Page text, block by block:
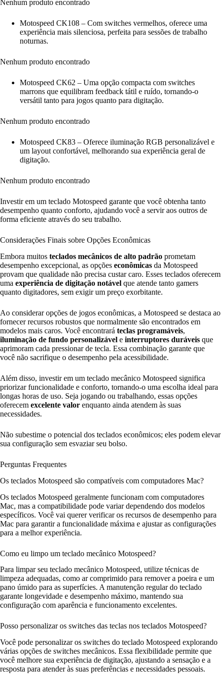
Nenhum produto encontrado
Motospeed CK108 – Com switches vermelhos, oferece uma
experiência mais silenciosa, perfeita para sessões de trabalho
noturnas.
Nenhum produto encontrado
Motospeed CK62 – Uma opção compacta com switches
marrons que equilibram feedback tátil e ruído, tornando-o
versátil tanto para jogos quanto para digitação.
Nenhum produto encontrado
Motospeed CK83 – Oferece iluminação RGB personalizável e
um layout confortável, melhorando sua experiência geral de
digitação.
Nenhum produto encontrado
Investir em um teclado Motospeed garante que você obtenha tanto
desempenho quanto conforto, ajudando você a servir aos outros de
forma eficiente através do seu trabalho.
Considerações Finais sobre Opções Econômicas
Embora muitos teclados mecânicos de alto padrão prometam
desempenho excepcional, as opções econômicas da Motospeed
provam que qualidade não precisa custar caro. Esses teclados oferecem
uma experiência de digitação notável que atende tanto gamers
quanto digitadores, sem exigir um preço exorbitante.
Ao considerar opções de jogos econômicas, a Motospeed se destaca ao
fornecer recursos robustos que normalmente são encontrados em
modelos mais caros. Você encontrará teclas programáveis,
iluminação de fundo personalizável e interruptores duráveis que
aprimoram cada pressionar de tecla. Essa combinação garante que
você não sacrifique o desempenho pela acessibilidade.
Além disso, investir em um teclado mecânico Motospeed significa
priorizar funcionalidade e conforto, tornando-o uma escolha ideal para
longas horas de uso. Seja jogando ou trabalhando, essas opções
oferecem excelente valor enquanto ainda atendem às suas
necessidades.
Não subestime o potencial dos teclados econômicos; eles podem elevar
sua configuração sem esvaziar seu bolso.
Perguntas Frequentes
Os teclados Motospeed são compatíveis com computadores Mac?
Os teclados Motospeed geralmente funcionam com computadores
Mac, mas a compatibilidade pode variar dependendo dos modelos
específicos. Você vai querer verificar os recursos de desempenho para
Mac para garantir a funcionalidade máxima e ajustar as configurações
para a melhor experiência.
Como eu limpo um teclado mecânico Motospeed?
Para limpar seu teclado mecânico Motospeed, utilize técnicas de
limpeza adequadas, como ar comprimido para remover a poeira e um
pano úmido para as superfícies. A manutenção regular do teclado
garante longevidade e desempenho máximo, mantendo sua
configuração com aparência e funcionamento excelentes.
Posso personalizar os switches das teclas nos teclados Motospeed?
Você pode personalizar os switches do teclado Motospeed explorando
várias opções de switches mecânicos. Essa flexibilidade permite que
você melhore sua experiência de digitação, ajustando a sensação e a
resposta para atender às suas preferências e necessidades pessoais.